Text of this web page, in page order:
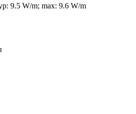
9.5 W/m; max: 9.6 W/m